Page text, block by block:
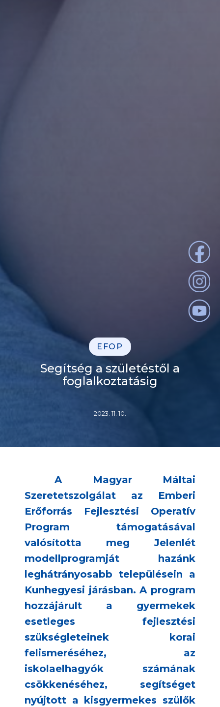
EFOP
Segítség a születéstől a
foglalkoztatásig
2023. 11. 10.
A Magyar Máltai
Szeretetszolgálat az Emberi
Erőforrás Fejlesztési Operatív
Program támogatásával
valósította meg Jelenlét
modellprogramját hazánk
leghátrányosabb településein a
Kunhegyesi járásban. A program
hozzájárult a gyermekek
esetleges fejlesztési
szükségleteinek korai
felismeréséhez, az
iskolaelhagyók számának
csökkenéséhez, segítséget
nyújtott a kisgyermekes szülők